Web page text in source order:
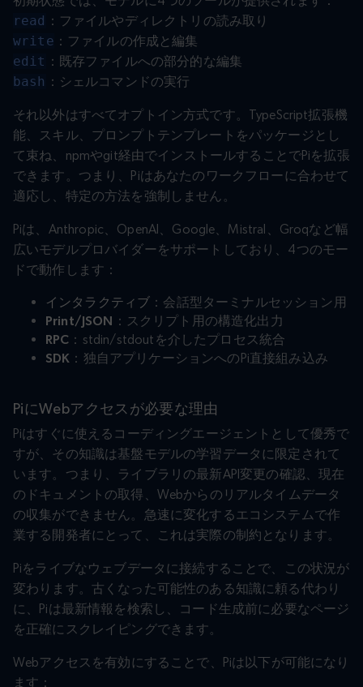
read ：ファイルやディレクトリの読み取り
write ：ファイルの作成と編集
edit ：既存ファイルへの部分的な編集
bash ：シェルコマンドの実行
それ以外はすべてオプトイン方式です。TypeScript拡張機
能、スキル、プロンプトテンプレートをパッケージとし
て束ね、npmやgit経由でインストールすることでPiを拡張
できます。つまり、Piはあなたのワークフローに合わせて
適応し、特定の方法を強制しません。
Piは、Anthropic、OpenAI、Google、Mistral、Groqなど幅
広いモデルプロバイダーをサポートしており、4つのモー
ドで動作します：
インタラクティブ ：会話型ターミナルセッション用
Print/JSON ：スクリプト用の構造化出力
RPC ：stdin/stdoutを介したプロセス統合
SDK ：独自アプリケーションへのPi直接組み込み
PiにWebアクセスが必要な理由
Piはすぐに使えるコーディングエージェントとして優秀で
すが、その知識は基盤モデルの学習データに限定されて
います。つまり、ライブラリの最新API変更の確認、現在
のドキュメントの取得、Webからのリアルタイムデータ
の収集ができません。急速に変化するエコシステムで作
業する開発者にとって、これは実際の制約となります。
Piをライブなウェブデータに接続することで、この状況が
変わります。古くなった可能性のある知識に頼る代わり
に、Piは最新情報を検索し、コード生成前に必要なページ
を正確にスクレイピングできます。
Webアクセスを有効にすることで、Piは以下が可能になり
ます：